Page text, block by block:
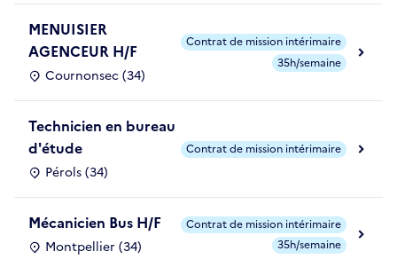
MENUISIER
AGENCEUR H/F
Cournonsec (34)
Contrat de mission intérimaire
35h/semaine
Technicien en bureau
d'étude
Pérols (34)
Contrat de mission intérimaire
Mécanicien Bus H/F
Montpellier (34)
Contrat de mission intérimaire
35h/semaine